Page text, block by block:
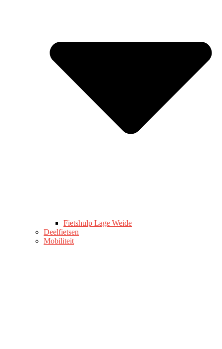
Fietshulp Lage Weide
Deelfietsen
Mobiliteit